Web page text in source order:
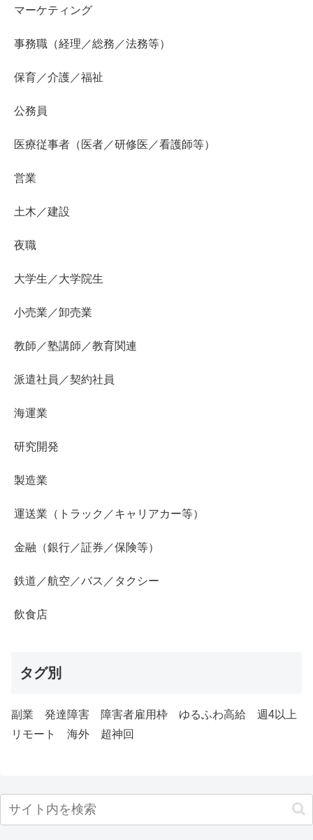
マーケティング
事務職（経理／総務／法務等）
保育／介護／福祉
公務員
医療従事者（医者／研修医／看護師等）
営業
土木／建設
夜職
大学生／大学院生
小売業／卸売業
教師／塾講師／教育関連
派遣社員／契約社員
海運業
研究開発
製造業
運送業（トラック／キャリアカー等）
金融（銀行／証券／保険等）
鉄道／航空／バス／タクシー
飲食店
タグ別
副業 発達障害 障害者雇用枠 ゆるふわ高給
週4以上
リモート
海外 超神回